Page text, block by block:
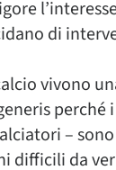
di
vivono
perché
–
difficili da